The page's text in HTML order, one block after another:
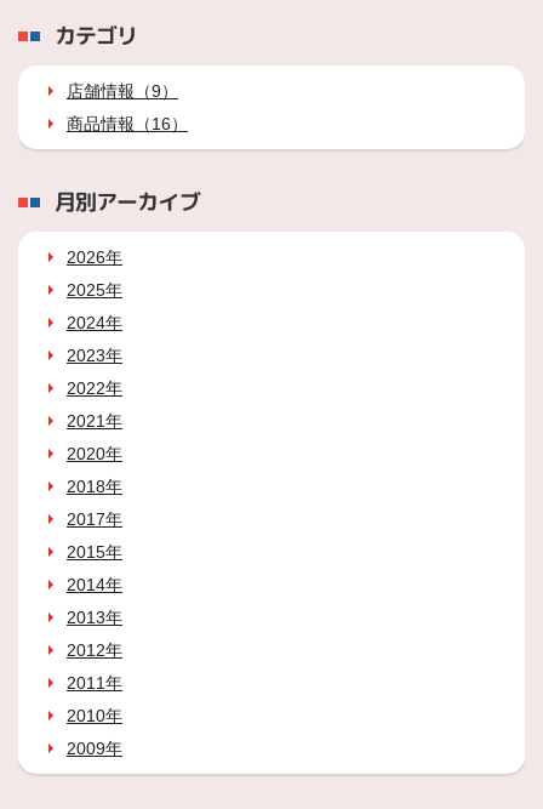
カテゴリ
店舗情報（9）
商品情報（16）
月別アーカイブ
2026年
2025年
2024年
2023年
2022年
2021年
2020年
2018年
2017年
2015年
2014年
2013年
2012年
2011年
2010年
2009年